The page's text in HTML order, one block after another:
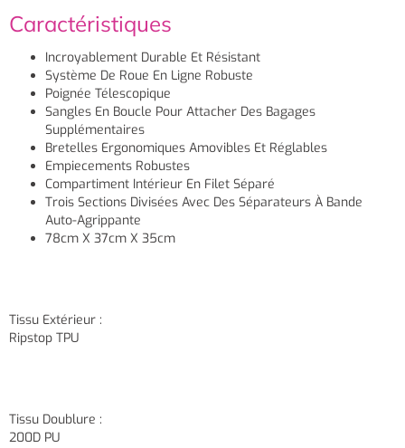
Caractéristiques
Incroyablement Durable Et Résistant
Système De Roue En Ligne Robuste
Poignée Télescopique
Sangles En Boucle Pour Attacher Des Bagages
Supplémentaires
Bretelles Ergonomiques Amovibles Et Réglables
Empiecements Robustes
Compartiment Intérieur En Filet Séparé
Trois Sections Divisées Avec Des Séparateurs À Bande
Auto-Agrippante
78cm X 37cm X 35cm
Tissu Extérieur :
Ripstop TPU
Tissu Doublure :
200D PU